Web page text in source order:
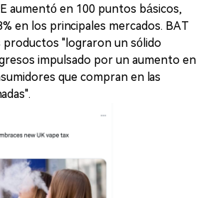
aumentó en 100 puntos básicos,
en los principales mercados. BAT
productos "lograron un sólido
impulsado por un aumento en
que compran en las